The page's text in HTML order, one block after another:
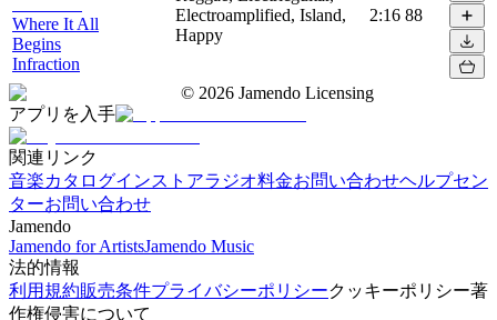
Where It All
Begins
Infraction
Electroamplified, Island,
Happy
2:16 88
© 2026 Jamendo Licensing
アプリを入手
関連リンク
音楽カタログインストアラジオ料金お問い合わせヘルプセン
ターお問い合わせ
Jamendo
Jamendo for ArtistsJamendo Music
法的情報
利用規約販売条件プライバシーポリシークッキーポリシー著
作権侵害について